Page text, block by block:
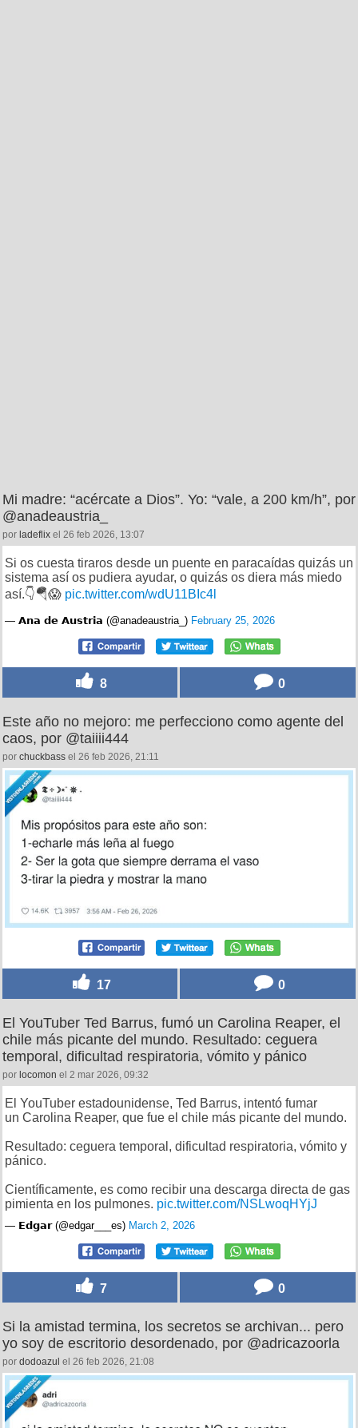
Mi madre: “acércate a Dios”. Yo: “vale, a 200 km/h”, por
@anadeaustria_
por ladeflix el 26 feb 2026, 13:07
Si os cuesta tiraros desde un puente en paracaídas quizás un
sistema así os pudiera ayudar, o quizás os diera más miedo
así.👇🪂😱 pic.twitter.com/wdU11BIc4l
— 𝗔𝗻𝗮 𝗱𝗲 𝗔𝘂𝘀𝘁𝗿𝗶𝗮 (@anadeaustria_) February 25, 2026
8 0
Este año no mejoro: me perfecciono como agente del
caos, por @taiiii444
por chuckbass el 26 feb 2026, 21:11
17 0
El YouTuber Ted Barrus, fumó un Carolina Reaper, el
chile más picante del mundo. Resultado: ceguera
temporal, dificultad respiratoria, vómito y pánico
por locomon el 2 mar 2026, 09:32
El YouTuber estadounidense, Ted Barrus, intentó fumar
un Carolina Reaper, que fue el chile más picante del mundo.
Resultado: ceguera temporal, dificultad respiratoria, vómito y
pánico.
Científicamente, es como recibir una descarga directa de gas
pimienta en los pulmones. pic.twitter.com/NSLwoqHYjJ
— 𝗘𝗱𝗴𝗮𝗿 (@edgar___es) March 2, 2026
7 0
Si la amistad termina, los secretos se archivan... pero
yo soy de escritorio desordenado, por @adricazoorla
por dodoazul el 26 feb 2026, 21:08